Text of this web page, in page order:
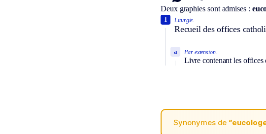
Deux graphies sont admises :
Liturgie.
Recueil des offices
1
Par extension.
Livre contenant les offices
a
Synonymes de